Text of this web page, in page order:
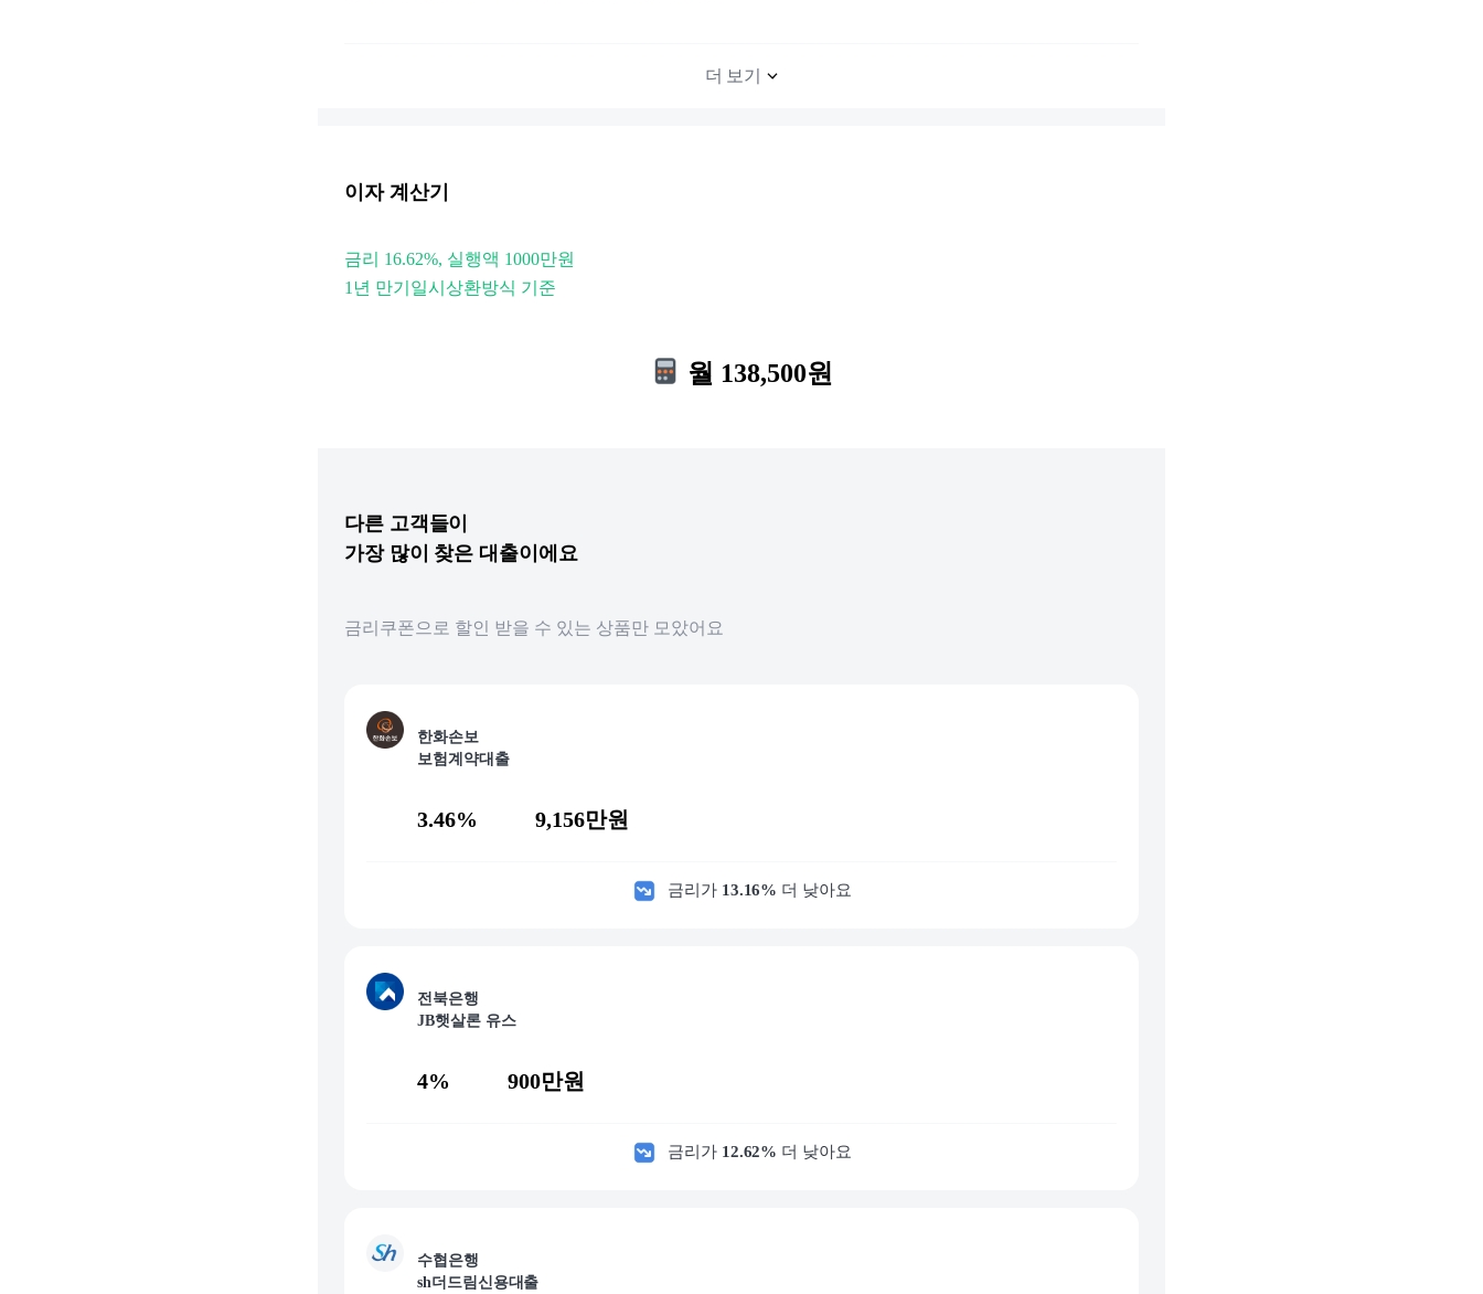
더 보기
이자 계산기
금리 16.62%, 실행액 1000만원
1년 만기일시상환방식 기준
월 138,500원
다른 고객들이
가장 많이 찾은 대출이에요
금리쿠폰으로 할인 받을 수 있는 상품만 모았어요
한화손보
보험계약대출
3.46% 9,156만원
금리가 13.16% 더 낮아요
전북은행
JB햇살론 유스
4% 900만원
금리가 12.62% 더 낮아요
수협은행
sh더드림신용대출